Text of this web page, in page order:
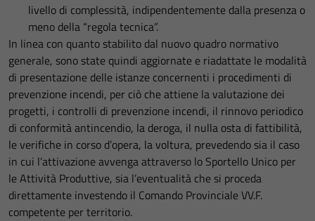
livello di complessità, indipendentemente dalla presenza o
meno della “regola tecnica”.
In linea con quanto stabilito dal nuovo quadro normativo
generale, sono state quindi aggiornate e riadattate le modalità
di presentazione delle istanze concernenti i procedimenti di
prevenzione incendi, per ciò che attiene la valutazione dei
progetti, i controlli di prevenzione incendi, il rinnovo periodico
di conformità antincendio, la deroga, il nulla osta di fattibilità,
le verifiche in corso d’opera, la voltura, prevedendo sia il caso
in cui l’attivazione avvenga attraverso lo Sportello Unico per
le Attività Produttive, sia l’eventualità che si proceda
direttamente investendo il Comando Provinciale VV.F.
competente per territorio.